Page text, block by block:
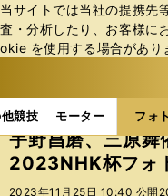
当サイトでは当社の提携先
査・分析したり、お客様に
okie を使⽤する場合があり
競技 モーター フォト
b
ス
ポ
ル
フォトギャラリー
宇野昌磨、三原舞
2023NHK杯フォ
2023年11月25日 10:40 公開